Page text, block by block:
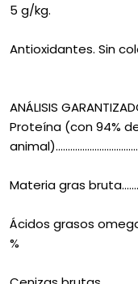
5 g/kg.
Antioxidantes. Sin
ANÁLISIS
Proteína (con 94%
Materia gras
Ácidos grasos omega-
%